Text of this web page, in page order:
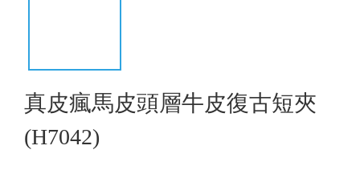
真皮瘋馬皮頭層牛皮復古短夾
(H7042)